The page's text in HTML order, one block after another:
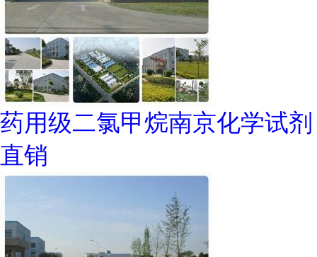
药用级二氯甲烷南京化学试剂
直销